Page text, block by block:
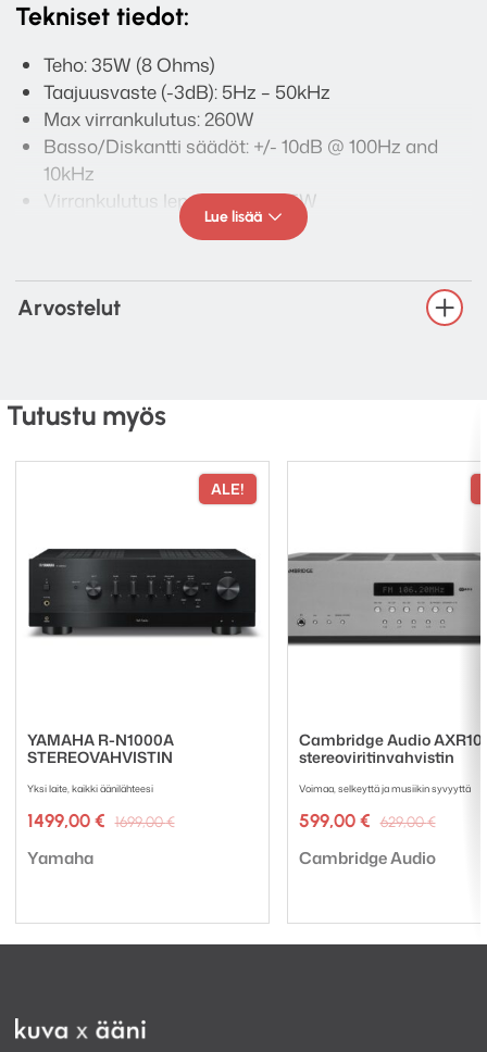
Tekniset tiedot:
Teho: 35W (8 Ohms)
Taajuusvaste (-3dB): 5Hz – 50kHz
Max virrankulutus: 260W
Basso/Diskantti säädöt: +/- 10dB @ 100Hz and
10kHz
Virrankulutus lepotilassa: <0.5W
Sisääntulot: 4x RCA, 1 x 3.5mm Aux liitäntä
Ulostulot: Kaiuttimet, Rec Out, USB 5V virta
Mitat (H x W x D): 83 x 430 x 340mm
AXA35 stereovahvistin
Virtakaapeli
Lue lisää
Arvostelut
Tutustu myös
ALE!
YAMAHA R-N1000A
STEREOVAHVISTIN
Yksi laite, kaikki äänilähteesi
1699,00€Alkuperäinen
1499,00 €
Nykyinen
Tuotemerkki:
Yamaha
Cambridge Audio
stereoviritinvahvistin
Voimaa, selkeyttä ja musiikin syvyyttä
629,00€
oli:
599,00 €
on:
Tuotemerkki:
Cambridge Audio